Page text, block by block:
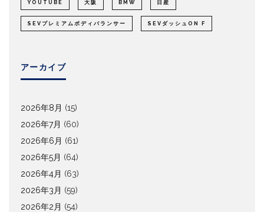
YOUTUBE 大阪 BMW 日産
SEVプレミアムボディバランサー SEVダッシュON F
アーカイブ
2026年8月 (15)
2026年7月 (60)
2026年6月 (61)
2026年5月 (64)
2026年4月 (63)
2026年3月 (59)
2026年2月 (54)